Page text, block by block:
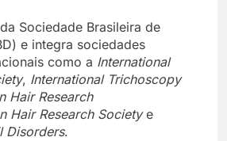
Sociedade Brasileira de
e integra sociedades
como a International
, International Trichoscopy
Hair Research
Hair Research Societye
Disorders.